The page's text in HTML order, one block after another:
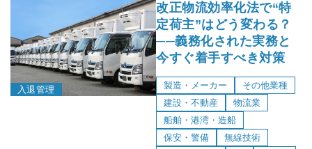
入退管理
改正物流効率化法で“特
定荷主”はどう変わる？
──義務化された実務と
今すぐ着手すべき対策
製造・メーカー
その他業種
建設・不動産
物流業
船舶・港湾・造船
保安・警備
無線技術